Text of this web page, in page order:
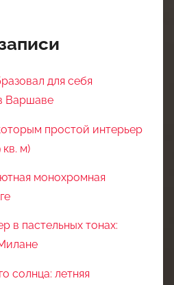
для себя
Варшаве
простой интерьер
кв. м)
монохромная
в пастельных тонах:
солнца: летняя